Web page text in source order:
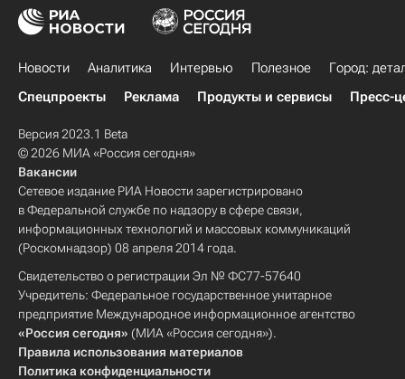
Новости Аналитика Интервью Полезное
Город:
Спецпроекты
Реклама Продукты и сервисы Пресс-
Версия 2023.1 Beta
© 2026 МИА «Россия сегодня»
Вакансии
Сетевое издание РИА Новости зарегистрировано
в Федеральной службе по надзору в сфере связи,
информационных технологий и массовых коммуникаций
(Роскомнадзор) 08 апреля 2014 года.
Свидетельство о регистрации Эл № ФС77-57640
Учредитель: Федеральное государственное унитарное
предприятие Международное информационное агентство
«Россия сегодня» (МИА «Россия сегодня»).
Правила использования материалов
Политика конфиденциальности